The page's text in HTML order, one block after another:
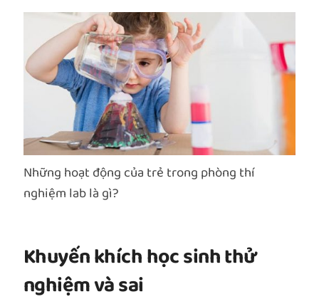
Những hoạt động của trẻ trong phòng thí
nghiệm lab là gì?
Khuyến khích học sinh thử
nghiệm và sai